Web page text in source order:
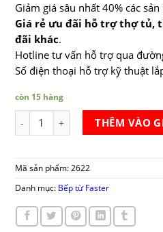
Giảm giá sâu nhất 40% các
Giá rẻ ưu đãi hỗ trợ thợ tủ,
đãi khác.
Hotline tư vấn hỗ trợ qua
Số điện thoại hỗ trợ kỹ thuật
còn 15 hàng
Bếp từ Faster FS 740I số lượng
THÊM VÀO
Mã sản phẩm: 2622
Danh mục: Bếp từ Faster